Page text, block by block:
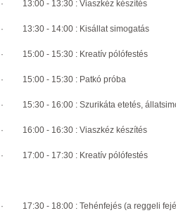
· 13:00 - 13:30 : Viaszkéz készítés
· 13:30 - 14:00 : Kisállat simogatás
· 15:00 - 15:30 : Kreatív pólófestés
· 15:00 - 15:30 : Patkó próba
· 15:30 - 16:00 : Szurikáta etetés,
· 16:00 - 16:30 : Viaszkéz készítés
· 17:00 - 17:30 : Kreatív pólófestés
· 17:30 - 18:00 : Tehénfejés (a reggeli